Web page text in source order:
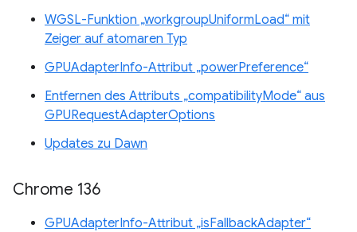
WGSL-Funktion „workgroupUniformLoad“ mit
Zeiger auf atomaren Typ
GPUAdapterInfo-Attribut „powerPreference“
Entfernen des Attributs „compatibilityMode“ aus
GPURequestAdapterOptions
Updates zu Dawn
Chrome 136
GPUAdapterInfo-Attribut „isFallbackAdapter“